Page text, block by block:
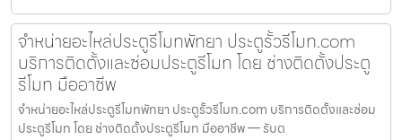
จำหน่ายอะไหล่ประตูรีโมทพัทยา ประตูรั้วรีโมท.com
บริการติดตั้งและซ่อมประตูรีโมท โดย ช่างติดตั้งประตู
รีโมท มืออาชีพ
จำหน่ายอะไหล่ประตูรีโมทพัทยา ประตูรั้วรีโมท.com บริการติดตั้งและซ่อม
ประตูรีโมท โดย ช่างติดตั้งประตูรีโมท มืออาชีพ — รับต